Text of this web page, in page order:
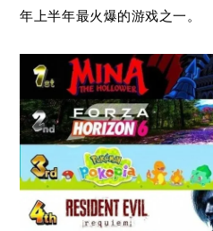
年上半年最火爆的游戏之一。